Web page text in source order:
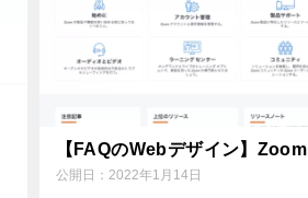
【FAQのWebデザイン】Zoom
公開日： 2022年1月14日